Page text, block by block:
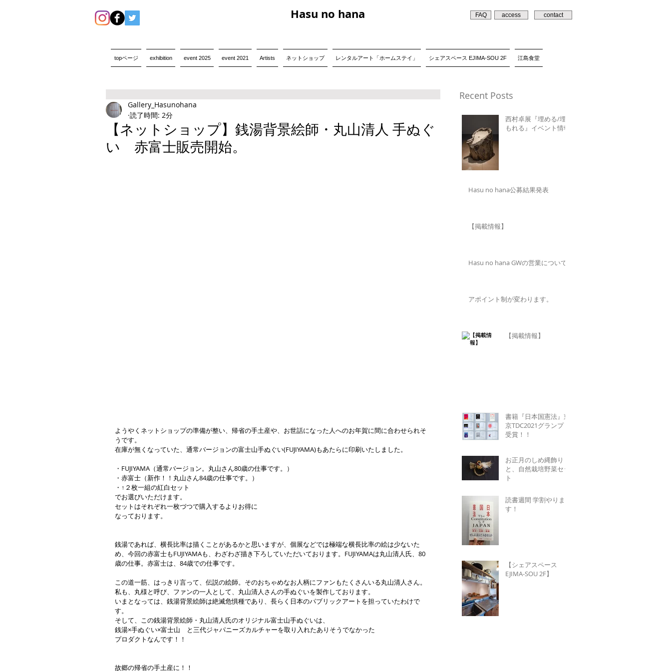
Hasu no hana FAQ access contact
topページ exhibition event 2025 event 2021 Artists ネットショップ レンタルアート「ホームステイ」 シェアスペース EJIMA-SOU 2F 江島食堂
【ネットショップ】銭湯背景絵師・丸山清人 手ぬぐ
い 赤富士販売開始。
Gallery_Hasunohana
読了時間: 2分
ようやくネットショップの準備が整い、帰省の手土産や、お世話になった人へのお年賀に間に合わせられそ
うです。
在庫が無くなっていた、通常バージョンの富士山手ぬぐい(FUJIYAMA)もあたらに印刷いたしました。
・FUJIYAMA（通常バージョン。丸山さん80歳の仕事です。）
・赤富士（新作！！丸山さん84歳の仕事です。）
・↑２枚一組の紅白セット
でお選びいただけます。
セットはそれぞれ一枚づつで購入するよりお得に
なっております。
銭湯であれば、横長比率は描くことがあるかと思いますが、個展などでは極端な横長比率の絵は少ないた
め、今回の赤富士もFUJIYAMAも、わざわざ描き下ろしていただいております。FUJIYAMAは丸山清人氏、80
歳の仕事。赤富士は、84歳での仕事です。
この道一筋、はっきり言って、伝説の絵師。そのおちゃめなお人柄にファンもたくさんいる丸山清人さん。
私も、丸様と呼び、ファンの一人として、丸山清人さんの手ぬぐいを製作しております。
いまとなっては、銭湯背景絵師は絶滅危惧種であり、長らく日本のパブリックアートを担っていたわけで
す。
そして、この銭湯背景絵師・丸山清人氏のオリジナル富士山手ぬぐいは、
銭湯×手ぬぐい×富士山　と三代ジャパニーズカルチャーを取り入れたありそうでなかった
プロダクトなんです！！
故郷の帰省の手土産に！！
Recent Posts
西村卓展『埋める/埋
もれる』イベント情報
Hasu no hana公募結果発表
【掲載情報】
Hasu no hana GWの営業について
アポイント制が変わります。
【掲載情報】
書籍『日本国憲法』東
京TDC2021グランプリ
受賞！！
お正月のしめ縄飾り
と、自然栽培野菜セッ
ト
読書週間 学割やりま
す！
【シェアスペース
EJIMA-SOU 2F】